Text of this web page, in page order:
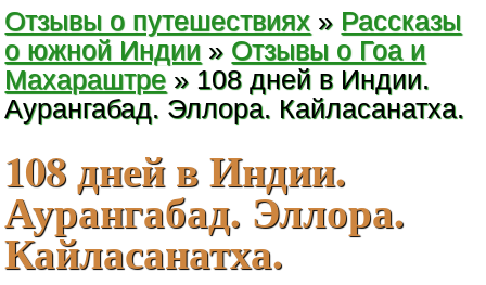
Отзывы о путешествиях » Рассказы
о южной Индии » Отзывы о Гоа и
Махараштре » 108 дней в Индии.
Аурангабад. Эллора. Кайласанатха.
108 дней в Индии.
Аурангабад. Эллора.
Кайласанатха.